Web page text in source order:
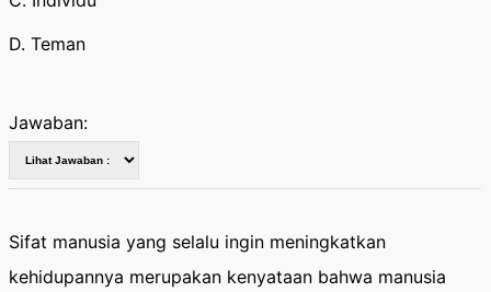
D. Teman
Jawaban:
Sifat manusia yang selalu ingin meningkatkan
kehidupannya merupakan kenyataan bahwa manusia